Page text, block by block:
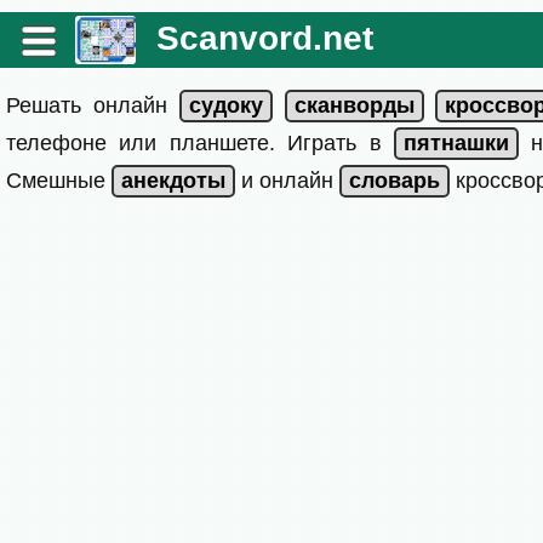
Scanvord.net
Решать онлайн
телефоне или планшете. Играть в
Смешные
и онлайн